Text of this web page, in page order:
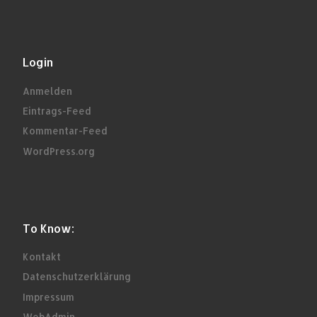
Login
Anmelden
Eintrags-Feed
Kommentar-Feed
WordPress.org
To Know:
Kontakt
Datenschutzerklärung
Impressum